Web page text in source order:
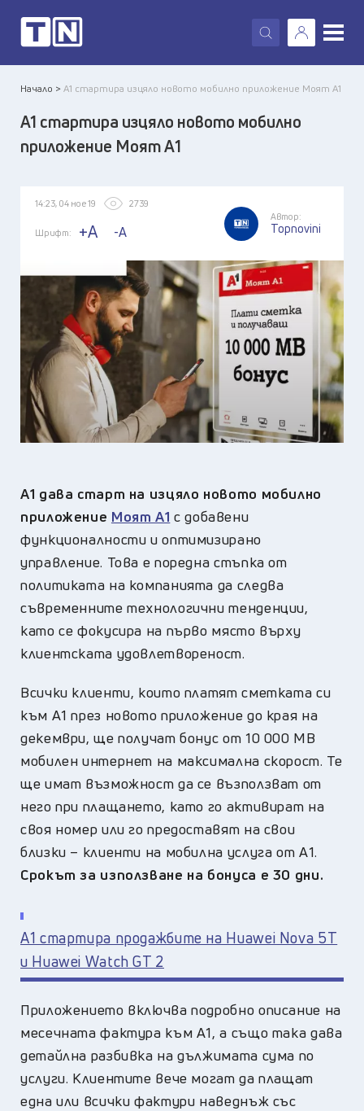
X
Начало >A1 стартира изцяло новото мобилно приложение Моят А1
A1 стартира изцяло новото мобилно
приложение Моят А1
14:23, 04 ное 19 2739
Шрифт: +A -A
Автор:
Topnovini
А1 дава старт на изцяло новото мобилно
приложение Моят А1 с добавени
функционалности и оптимизирано
управление. Това е поредна стъпка от
политиката на компанията да следва
съвременните технологични тенденции,
като се фокусира на първо място върху
клиентската удовлетвореност.
Всички клиенти, които платят сметката си
към А1 през новото приложение до края на
декември, ще получат бонус от 10 000 MB
мобилен интернет на максимална скорост. Те
ще имат възможност да се възползват от
него при плащането, като го активират на
своя номер или го предоставят на свои
близки – клиенти на мобилна услуга от А1.
Срокът за използване на бонуса е 30 дни.
А1 стартира продажбите на Huawei Nova 5T
и Huawei Watch GT 2
Приложението включва подробно описание на
месечната фактура към А1, а също така дава
детайлна разбивка на дължимата сума по
услуги. Клиентите вече могат да плащат
една или всички фактури наведнъж със